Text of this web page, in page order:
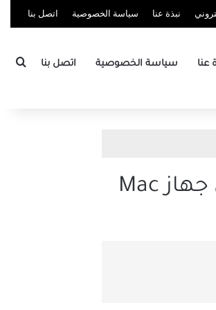
نبذة عنا سياسة الخصوصية اتصل بنا
عنا سياسة الخصوصية اتصل بنا